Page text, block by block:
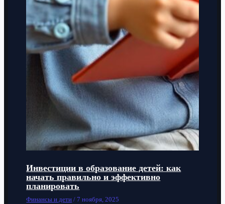
Инвестиции в образование детей: как
начать правильно и эффективно
планировать
Финансы и дети /7 ноября, 2025